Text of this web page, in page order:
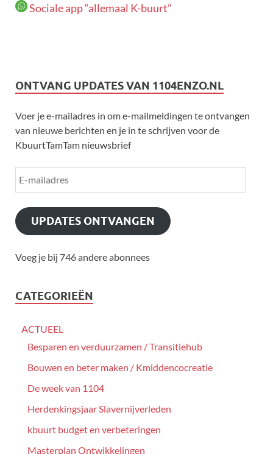
Sociale app “allemaal K-buurt”
ONTVANG UPDATES VAN 1104ENZO.NL
Voer je e-mailadres in om e-mailmeldingen te ontvangen
van nieuwe berichten en je in te schrijven voor de
KbuurtTamTam nieuwsbrief
UPDATES ONTVANGEN
Voeg je bij 746 andere abonnees
CATEGORIEËN
ACTUEEL
Besparen en verduurzamen / Transitiehub
Bouwen en beter maken / Kmiddencocreatie
De week van 1104
Herdenkingsjaar Slavernijverleden
kbuurt budget en verbeteringen
Masterplan Ontwikkelingen